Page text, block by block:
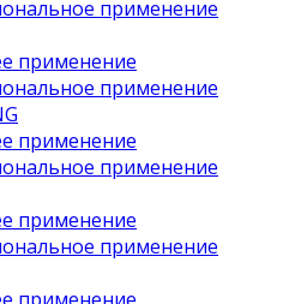
применение
применение
применение
применение
применение
применение
применение